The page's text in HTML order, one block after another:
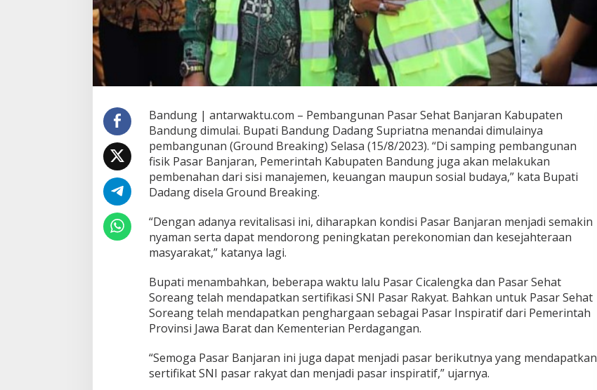
Bandung | antarwaktu.com – Pembangunan Pasar Sehat Banjaran Kabupaten
Bandung dimulai. Bupati Bandung Dadang Supriatna menandai dimulainya
pembangunan (Ground Breaking) Selasa (15/8/2023). “Di samping pembangunan
fisik Pasar Banjaran, Pemerintah Kabupaten Bandung juga akan melakukan
pembenahan dari sisi manajemen, keuangan maupun sosial budaya,” kata Bupati
Dadang disela Ground Breaking.
“Dengan adanya revitalisasi ini, diharapkan kondisi Pasar Banjaran menjadi semakin
nyaman serta dapat mendorong peningkatan perekonomian dan kesejahteraan
masyarakat,” katanya lagi.
Bupati menambahkan, beberapa waktu lalu Pasar Cicalengka dan Pasar Sehat
Soreang telah mendapatkan sertifikasi SNI Pasar Rakyat. Bahkan untuk Pasar Sehat
Soreang telah mendapatkan penghargaan sebagai Pasar Inspiratif dari Pemerintah
Provinsi Jawa Barat dan Kementerian Perdagangan.
“Semoga Pasar Banjaran ini juga dapat menjadi pasar berikutnya yang mendapatkan
sertifikat SNI pasar rakyat dan menjadi pasar inspiratif,” ujarnya.